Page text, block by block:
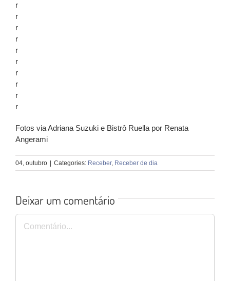
r
r
r
r
r
r
r
r
r
r
Fotos via Adriana Suzuki e Bistrô Ruella por Renata
Angerami
04, outubro Categories: Receber, Receber de dia
Deixar um comentário
Comentário